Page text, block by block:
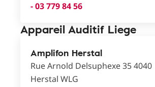
- 03 779 84 56
Appareil Auditif Liege
Amplifon Herstal
Rue Arnold Delsuphexe 35 4040
Herstal WLG